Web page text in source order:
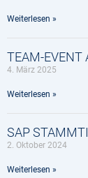
Weiterlesen »
TEAM-EVENT
4. März 2025
Weiterlesen »
SAP
2. Oktober 2024
Weiterlesen »